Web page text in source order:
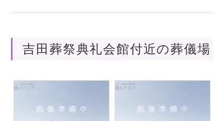
吉田葬祭典礼会館付近の葬儀場